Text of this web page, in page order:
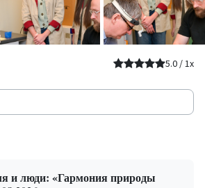
5.0/1x
и люди: «Гармония природы